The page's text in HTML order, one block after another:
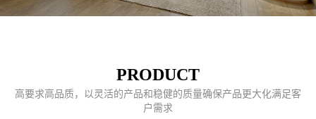
PRODUCT
高要求高品质，以灵活的产品和稳健的质量确保产品更大化满足客
户需求